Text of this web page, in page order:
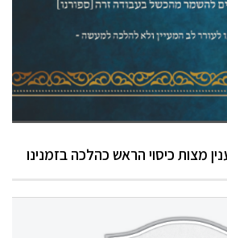
מצות כיסוי הראש כהלכה בזמנינו